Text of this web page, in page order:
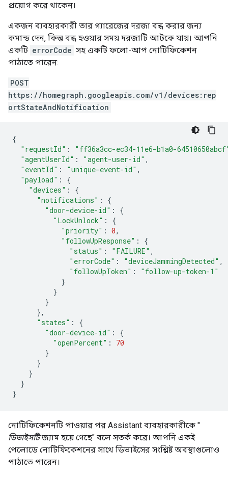
প্রয়োগ করে থাকেন।
একজন ব্যবহারকারী তার গ্যারেজের দরজা বন্ধ করার জন্য
কমান্ড দেন, কিন্তু বন্ধ হওয়ার সময় দরজাটি আটকে যায়। আপনি
একটি errorCode সহ একটি ফলো-আপ নোটিফিকেশন
পাঠাতে পারেন:
POST
https://homegraph.googleapis.com/v1/devices:rep
ortStateAndNotification
{
"requestId" :
"ff36a3cc-ec34-11e6-b1a0-
"agentUserId" : "agent-user-id" ,
"eventId" : "unique-event-id" ,
"payload" :
{
"devices" :
{
"notifications" :
{
"door-device-id" :
{
"LockUnlock" :
{
"priority" : 0,
"followUpResponse" :
{
"status" : "FAILURE" ,
"errorCode" : "deviceJammingDetected" ,
"followUpToken" :
"follow-up-token-1"
}
}
}
},
"states" :
{
"door-device-id" :
{
"openPercent" :
70
}
}
}
}
}
নোটিফিকেশনটি পাওয়ার পর Assistant ব্যবহারকারীকে "
ডিভাইসটিজ্যাম হয়ে গেছে" বলে সতর্ক করে। আপনি একই
পেলোডে নোটিফিকেশনের সাথে ডিভাইসের সংশ্লিষ্ট অবস্থাগুলোও
পাঠাতে পারেন।